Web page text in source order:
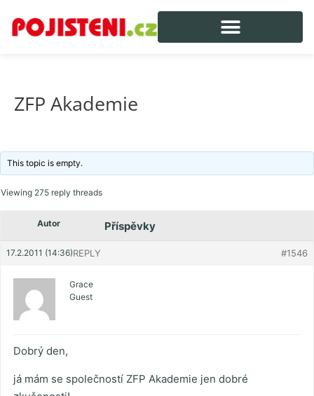
ZFP Akademie
This topic is empty.
Viewing 275 reply threads
Autor Příspěvky
17.2.2011 (14:36) #1546
REPLY
Grace
Guest
Dobrý den,
já mám se společností ZFP Akademie jen dobré